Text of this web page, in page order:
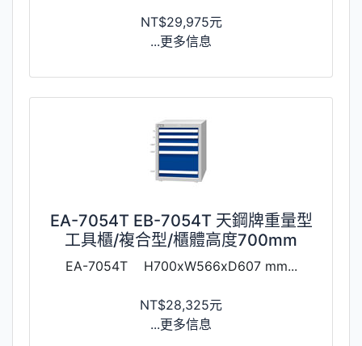
NT$29,975元
...更多信息
EA-7054T EB-7054T 天鋼牌重量型
工具櫃/複合型/櫃體高度700mm
EA-7054T H700xW566xD607 mm...
NT$28,325元
...更多信息